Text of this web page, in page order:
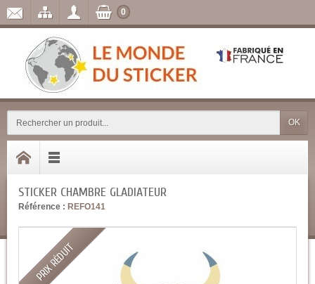
OK
0
STICKER CHAMBRE GLADIATEUR
Référence : REFO141
PRIX RÉDUIT